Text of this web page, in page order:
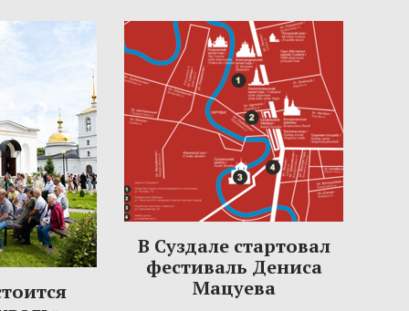
В Суздале стартовал
фестиваль Дениса
Мацуева